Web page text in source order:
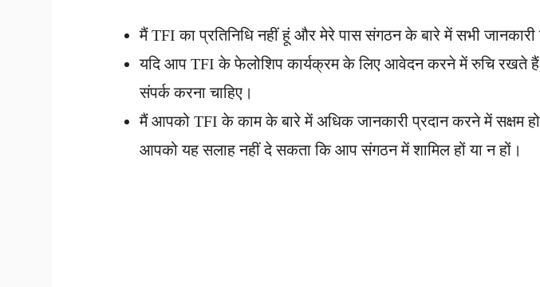
मैं TFI का प्रतिनिधि नहीं हूं और मेरे पास संगठन के बारे में सभी जानकारी
यदि आप TFI के फेलोशिप कार्यक्रम के लिए आवेदन करने में रुचि रखते
संपर्क करना चाहिए।
मैं आपको TFI के काम के बारे में अधिक जानकारी प्रदान करने में सक्षम
आपको यह सलाह नहीं दे सकता कि आप संगठन में शामिल हों या न हों।